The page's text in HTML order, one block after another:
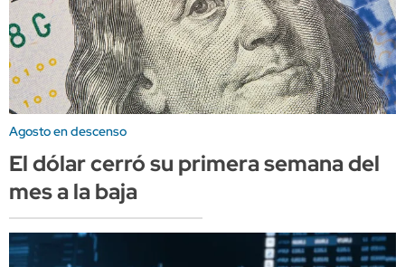
Agosto en descenso
El dólar cerró su primera semana del
mes a la baja